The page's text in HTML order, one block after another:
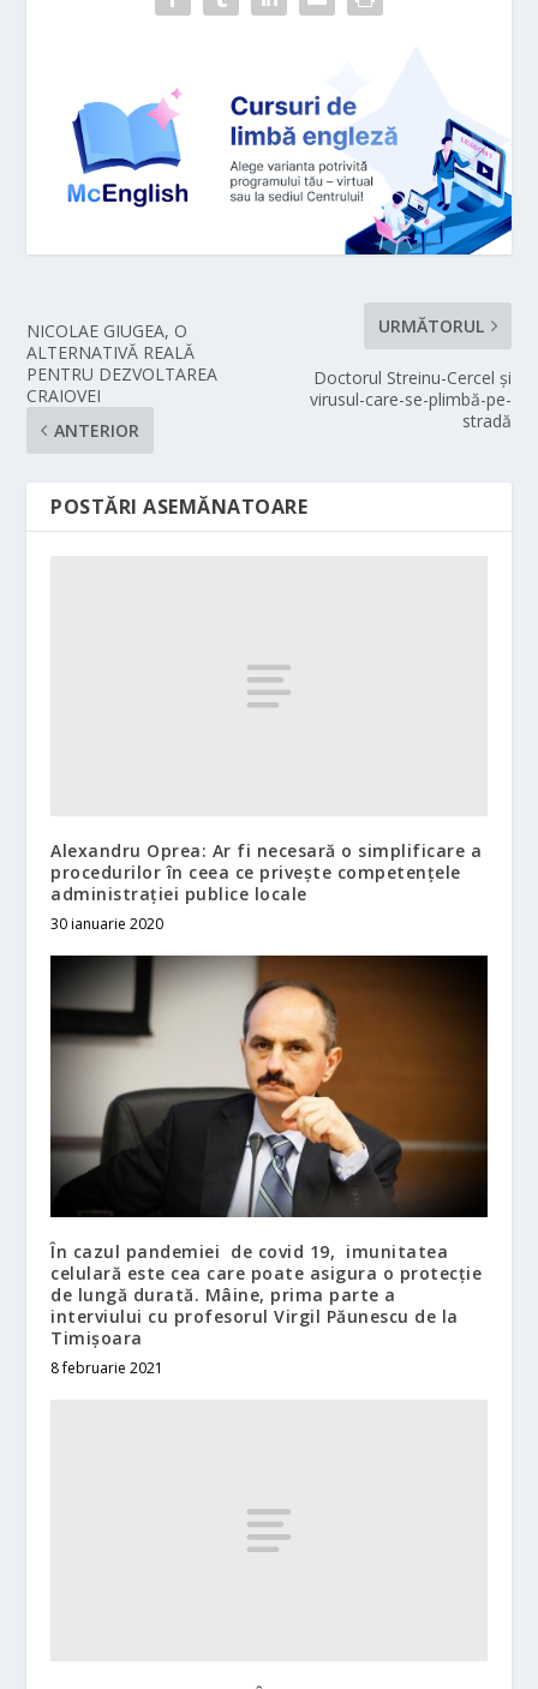
NICOLAE GIUGEA, O
ALTERNATIVĂ REALĂ
PENTRU DEZVOLTAREA
CRAIOVEI
ANTERIOR
URMĂTORUL
Doctorul Streinu-Cercel și
virusul-care-se-plimbă-pe-
stradă
POSTĂRI ASEMĂNATOARE
Alexandru Oprea: Ar fi necesară o simplificare a
procedurilor în ceea ce privește competențele
administrației publice locale
30 ianuarie 2020
În cazul pandemiei de covid 19, imunitatea
celulară este cea care poate asigura o protecție
de lungă durată. Mâine, prima parte a
interviului cu profesorul Virgil Păunescu de la
Timișoara
8 februarie 2021